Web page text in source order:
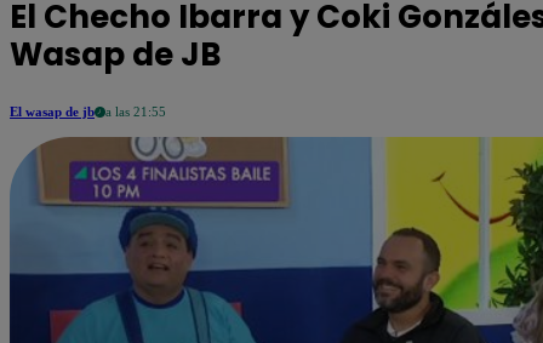
El Checho Ibarra y Coki
Wasap de JB
El wasap de jb a las 21:55